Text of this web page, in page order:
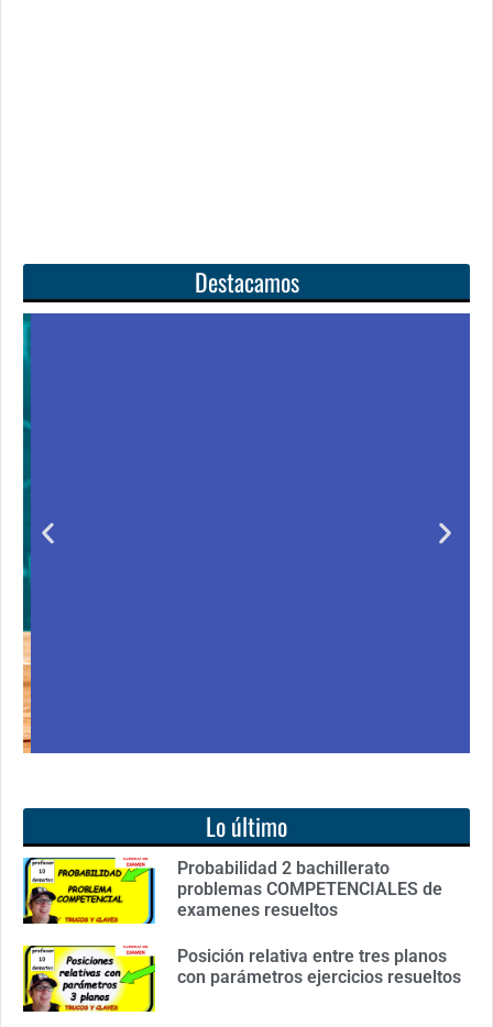
Destacamos
Notición!! Ya se puede adquirir nuestro segundo
Lo último
Probabilidad 2 bachillerato
problemas COMPETENCIALES de
examenes resueltos
Posición relativa entre tres planos
con parámetros ejercicios resueltos